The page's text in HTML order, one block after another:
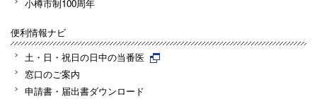
小樽市制100周年
便利情報ナビ
土・日・祝日の日中の当番医
窓口のご案内
申請書・届出書ダウンロード